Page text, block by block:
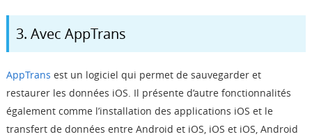
3. Avec AppTrans
AppTrans est un logiciel qui permet de sauvegarder et
restaurer les données iOS. Il présente d’autre fonctionnalités
également comme l’installation des applications iOS et le
transfert de données entre Android et iOS, iOS et iOS, Android